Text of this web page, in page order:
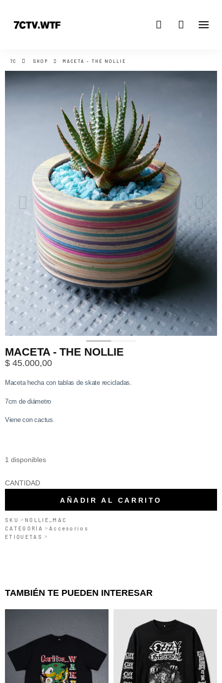
7C SHOP MACETA - THE NOLLIE
0 1 2
MACETA - THE NOLLIE
$ 45.000,00
Maceta hecha con tablas de skate recicladas.
7cm de diámetro
Viene con cactus.
1 disponibles
CANTIDAD
MACETA
THE
NOLLIE
cantidad
AÑADIR AL CARRITO
SKU > NOLLIE_MAC
CATEGORÍA > Accesorios
ETIQUETAS >
TAMBIÉN TE PUEDEN INTERESAR